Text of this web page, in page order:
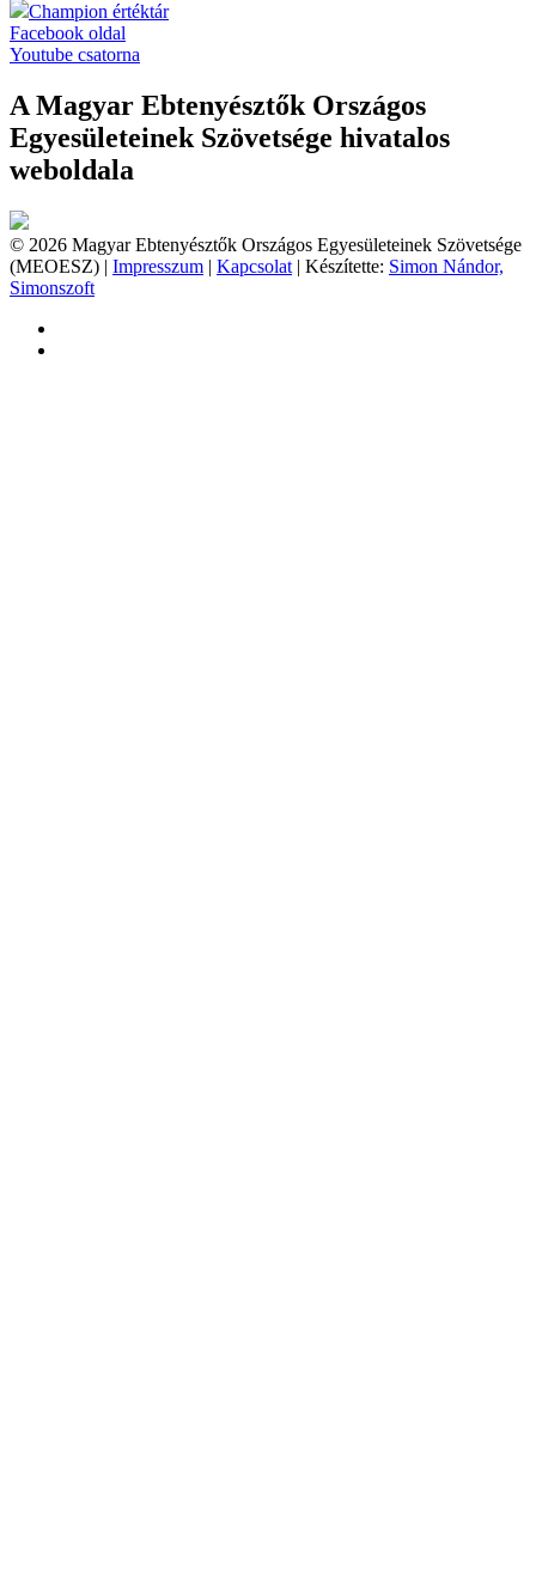
Champion értéktár
Facebook oldal
Youtube csatorna
A Magyar Ebtenyésztők Országos
Egyesületeinek Szövetsége hivatalos
weboldala
© 2026 Magyar Ebtenyésztők Országos Egyesületeinek Szövetsége
(MEOESZ) | Impresszum | Kapcsolat | Készítette: Simon Nándor,
Simonszoft